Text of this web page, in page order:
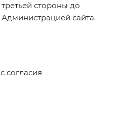
стороны до
сайта.
согласия